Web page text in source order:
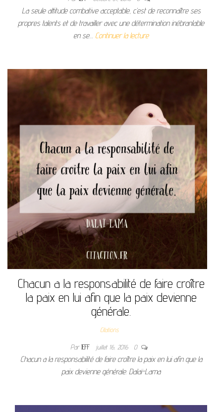
La seule attitude combative acceptable, c’est de reconnaître ses
propres talents et de travailler avec une détermination inébranlable
en se… Continuer la lecture
Chacun a la responsabilité de faire croître
la paix en lui afin que la paix devienne
générale.
Citations
ParJEFF juillet 16, 2016 0
Chacun a la responsabilité de faire croître la paix en lui afin que la
paix devienne générale. Dalaï-Lama